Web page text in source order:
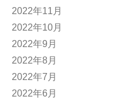
2022年11月
2022年10月
2022年9月
2022年8月
2022年7月
2022年6月